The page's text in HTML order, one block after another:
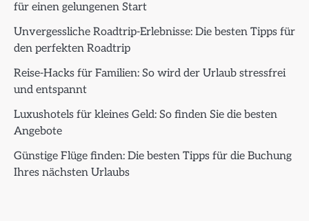
für einen gelungenen Start
Unvergessliche Roadtrip-Erlebnisse: Die besten Tipps für
den perfekten Roadtrip
Reise-Hacks für Familien: So wird der Urlaub stressfrei
und entspannt
Luxushotels für kleines Geld: So finden Sie die besten
Angebote
Günstige Flüge finden: Die besten Tipps für die Buchung
Ihres nächsten Urlaubs